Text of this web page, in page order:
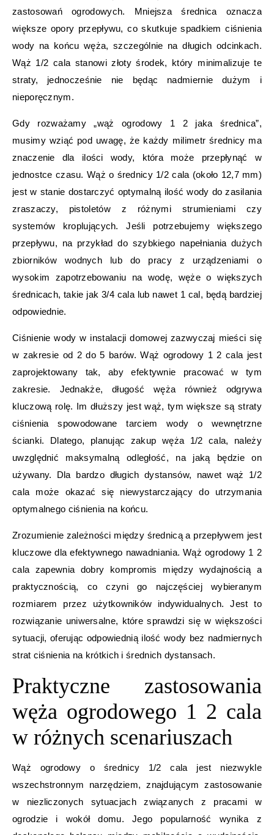
zastosowań ogrodowych. Mniejsza średnica oznacza
większe opory przepływu, co skutkuje spadkiem ciśnienia
wody na końcu węża, szczególnie na długich odcinkach.
Wąż 1/2 cala stanowi złoty środek, który minimalizuje te
straty, jednocześnie nie będąc nadmiernie dużym i
nieporęcznym.
Gdy rozważamy „wąż ogrodowy 1 2 jaka średnica”,
musimy wziąć pod uwagę, że każdy milimetr średnicy ma
znaczenie dla ilości wody, która może przepłynąć w
jednostce czasu. Wąż o średnicy 1/2 cala (około 12,7 mm)
jest w stanie dostarczyć optymalną ilość wody do zasilania
zraszaczy, pistoletów z różnymi strumieniami czy
systemów kroplujących. Jeśli potrzebujemy większego
przepływu, na przykład do szybkiego napełniania dużych
zbiorników wodnych lub do pracy z urządzeniami o
wysokim zapotrzebowaniu na wodę, węże o większych
średnicach, takie jak 3/4 cala lub nawet 1 cal, będą bardziej
odpowiednie.
Ciśnienie wody w instalacji domowej zazwyczaj mieści się
w zakresie od 2 do 5 barów. Wąż ogrodowy 1 2 cala jest
zaprojektowany tak, aby efektywnie pracować w tym
zakresie. Jednakże, długość węża również odgrywa
kluczową rolę. Im dłuższy jest wąż, tym większe są straty
ciśnienia spowodowane tarciem wody o wewnętrzne
ścianki. Dlatego, planując zakup węża 1/2 cala, należy
uwzględnić maksymalną odległość, na jaką będzie on
używany. Dla bardzo długich dystansów, nawet wąż 1/2
cala może okazać się niewystarczający do utrzymania
optymalnego ciśnienia na końcu.
Zrozumienie zależności między średnicą a przepływem jest
kluczowe dla efektywnego nawadniania. Wąż ogrodowy 1 2
cala zapewnia dobry kompromis między wydajnością a
praktycznością, co czyni go najczęściej wybieranym
rozmiarem przez użytkowników indywidualnych. Jest to
rozwiązanie uniwersalne, które sprawdzi się w większości
sytuacji, oferując odpowiednią ilość wody bez nadmiernych
strat ciśnienia na krótkich i średnich dystansach.
Praktyczne zastosowania
węża ogrodowego 1 2 cala
w różnych scenariuszach
Wąż ogrodowy o średnicy 1/2 cala jest niezwykle
wszechstronnym narzędziem, znajdującym zastosowanie
w niezliczonych sytuacjach związanych z pracami w
ogrodzie i wokół domu. Jego popularność wynika z